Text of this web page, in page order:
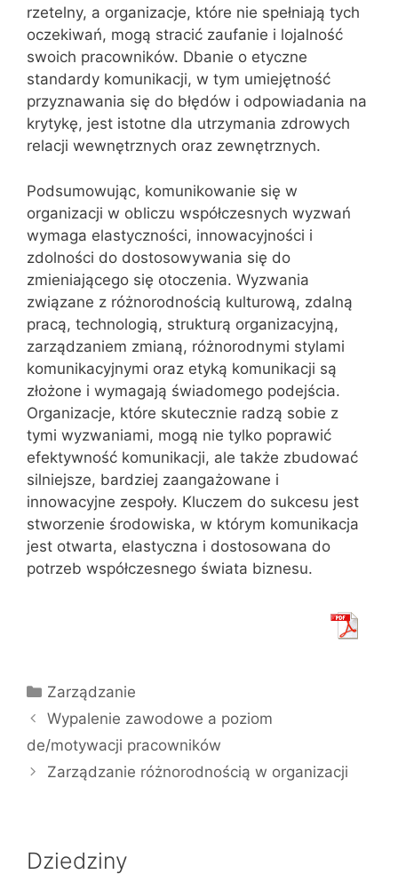
rzetelny, a organizacje, które nie spełniają tych
oczekiwań, mogą stracić zaufanie i lojalność
swoich pracowników. Dbanie o etyczne
standardy komunikacji, w tym umiejętność
przyznawania się do błędów i odpowiadania na
krytykę, jest istotne dla utrzymania zdrowych
relacji wewnętrznych oraz zewnętrznych.
Podsumowując, komunikowanie się w
organizacji w obliczu współczesnych wyzwań
wymaga elastyczności, innowacyjności i
zdolności do dostosowywania się do
zmieniającego się otoczenia. Wyzwania
związane z różnorodnością kulturową, zdalną
pracą, technologią, strukturą organizacyjną,
zarządzaniem zmianą, różnorodnymi stylami
komunikacyjnymi oraz etyką komunikacji są
złożone i wymagają świadomego podejścia.
Organizacje, które skutecznie radzą sobie z
tymi wyzwaniami, mogą nie tylko poprawić
efektywność komunikacji, ale także zbudować
silniejsze, bardziej zaangażowane i
innowacyjne zespoły. Kluczem do sukcesu jest
stworzenie środowiska, w którym komunikacja
jest otwarta, elastyczna i dostosowana do
potrzeb współczesnego świata biznesu.
Kategorie
Zarządzanie
Wypalenie zawodowe a poziom
de/motywacji pracowników
Zarządzanie różnorodnością w organizacji
Dziedziny